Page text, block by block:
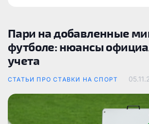
Пари на добавленные
футболе: нюансы
учета
СТАТЬИ ПРО СТАВКИ НА СПОРТ